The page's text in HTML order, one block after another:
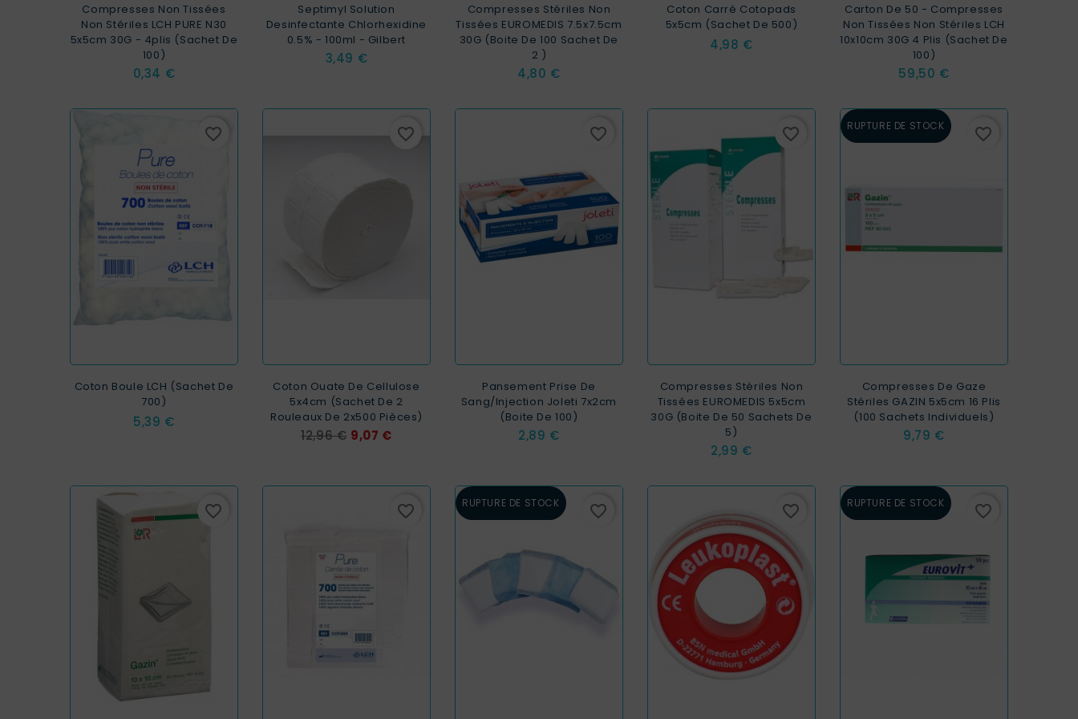
Compresses Non Tissées
Non Stériles LCH PURE N30
5x5cm 30G - 4plis (sachet De
100)
Prix
0,34 €
Septimyl Solution
Desinfectante Chlorhexidine
0.5% - 100ml - Gilbert
Prix
3,49 €
Compresses Stériles Non
Tissées EUROMEDIS 7.5x7.5cm
30G (Boite De 100 Sachet De
2 )
Prix
4,80 €
Coton Carré Cotopads
5x5cm (Sachet De 500)
Prix
4,98 €
Carton De 50 - Compresses
Non Tissées Non Stériles LCH
10x10cm 30G 4 Plis (sachet De
100)
Prix
59,50 €
favorite_border
Coton Boule LCH (sachet De
700)
Prix
5,39 €
favorite_border
Coton Ouate De Cellulose
5x4cm (sachet De 2
Rouleaux De 2x500 Pièces)
Prix
12,96 € Prix
9,07 €
favorite_border
Pansement Prise De
Sang/injection Joleti 7x2cm
(Boite De 100)
Prix
2,89 €
favorite_border
Compresses Stériles Non
Tissées EUROMEDIS 5x5cm
30G (Boite De 50 Sachets De
5)
Prix
2,99 €
RUPTURE DE STOCK favorite_border
Compresses De Gaze
Stériles GAZIN 5x5cm 16 Plis
(100 Sachets Individuels)
Prix
9,79 €
favorite_border favorite_border RUPTURE DE STOCK favorite_border favorite_border RUPTURE DE STOCK favorite_border